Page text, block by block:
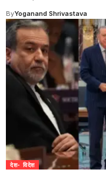
ByYoganand Shrivastava
देश- विदेश